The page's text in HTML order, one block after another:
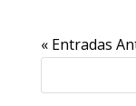
« Entradas